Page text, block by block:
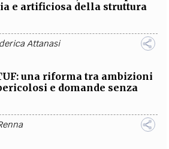
e artificiosa della struttura
Attanasi
una riforma tra ambizioni
e domande senza